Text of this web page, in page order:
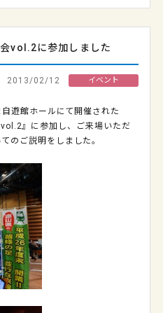
vol.2に参加しました
2013/02/12 イベント
遊館ホールにて開催された
』に参加し、ご来場いただ
のご説明をしました。